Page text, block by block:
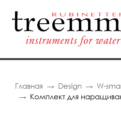
Главная Design
W-
Комплект для